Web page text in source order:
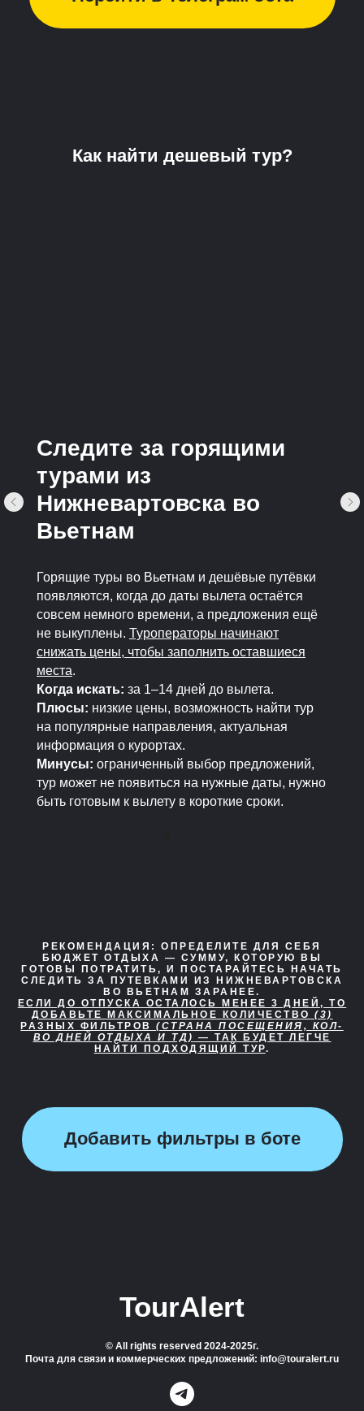
Как найти дешевый тур?
Следите за горящими
турами из
Нижневартовска во
Вьетнам
Горящие туры во Вьетнам и дешёвые путёвки
появляются, когда до даты вылета остаётся
совсем немного времени, а предложения ещё
не выкуплены. Туроператоры начинают
снижать цены, чтобы заполнить оставшиеся
места.
Когда искать: за 1–14 дней до вылета.
Плюсы: низкие цены, возможность найти тур
на популярные направления, актуальная
информация о курортах.
Минусы: ограниченный выбор предложений,
тур может не появиться на нужные даты, нужно
быть готовым к вылету в короткие сроки.
РЕКОМЕНДАЦИЯ:
ОПРЕДЕЛИТЕ ДЛЯ СЕБЯ
БЮДЖЕТ ОТДЫХА — СУММУ, КОТОРУЮ ВЫ
ГОТОВЫ ПОТРАТИТЬ, И ПОСТАРАЙТЕСЬ НАЧАТЬ
СЛЕДИТЬ ЗА ПУТЕВКАМИ ИЗ НИЖНЕВАРТОВСКА
ВО ВЬЕТНАМ ЗАРАНЕЕ.
ЕСЛИ ДО ОТПУСКА ОСТАЛОСЬ МЕНЕЕ 3 ДНЕЙ, ТО
ДОБАВЬТЕ МАКСИМАЛЬНОЕ КОЛИЧЕСТВО (3)
РАЗНЫХ ФИЛЬТРОВ(СТРАНА ПОСЕЩЕНИЯ, КОЛ-
ВО ДНЕЙ ОТДЫХА И ТД) — ТАК БУДЕТ ЛЕГЧЕ
НАЙТИ ПОДХОДЯЩИЙ ТУР.
Добавить фильтры в боте
TourAlert
© All rights reserved 2024-2025г.
Почта для связи и коммерческих предложений: info@touralert.ru